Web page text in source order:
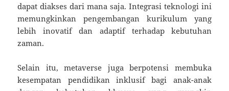
dapat diakses dari mana saja. Integrasi teknologi ini
memungkinkan pengembangan kurikulum yang
lebih inovatif dan adaptif terhadap kebutuhan
zaman.
Selain itu, metaverse juga berpotensi membuka
kesempatan pendidikan inklusif bagi anak-anak